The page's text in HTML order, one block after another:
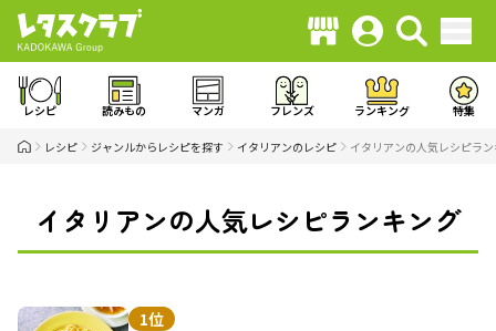
レシピ 読みもの マンガ フレンズ ランキング 特集
レシピ ジャンルからレシピを探す イタリアンのレシピ イタリアンの人気レシピラ
イタリアンの人気レシピランキング
1位